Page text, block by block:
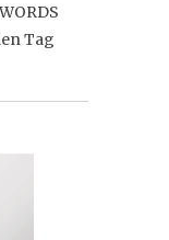
Tag